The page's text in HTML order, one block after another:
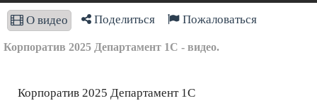
О видео Поделиться Пожаловаться
Корпоратив 2025 Департамент 1С - видео.
Корпоратив 2025 Департамент 1С